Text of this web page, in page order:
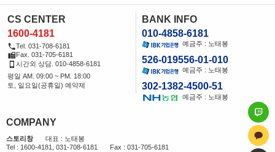
CS CENTER
1600-4181
Tel. 031-708-6181
Fax. 031-705-6181
시간외 상담. 010-4858-6181
평일 AM. 09:00 ~ PM. 18:00
토, 일요일(공휴일) 예약제
BANK INFO
010-4858-6181
예금주 : 노태봉
526-019556-01-010
예금주 : 노태봉
302-1382-4500-51
예금주 : 노태봉
COMPANY
스토리창
대표 : 노태봉
Tel : 1600-4181, 031-708-6181
Fax : 031-705-6181